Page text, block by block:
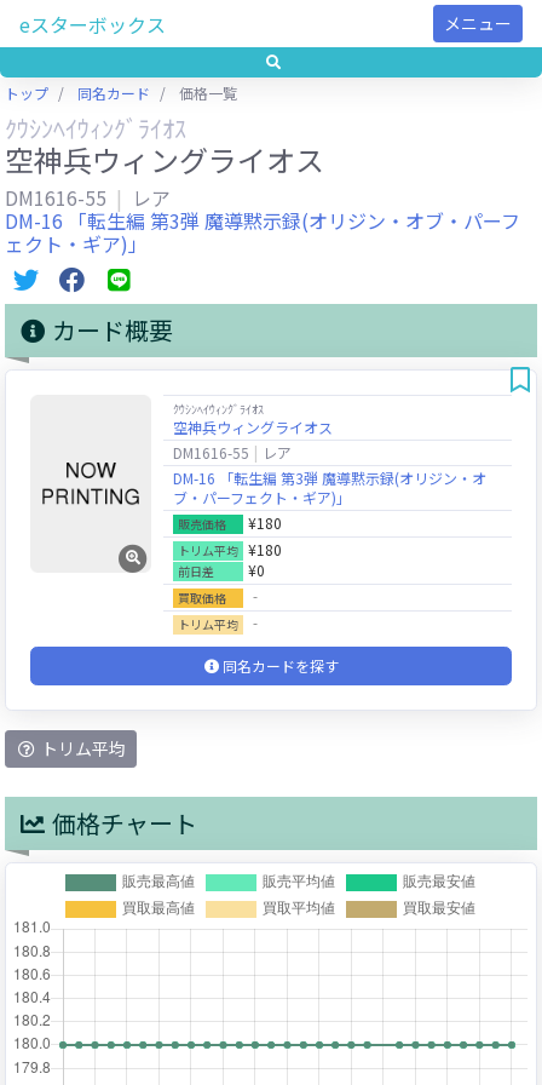
eスターボックス メニュー
トップ 同名カード 価格一覧
ｸｳｼﾝﾍｲｳｨﾝｸﾞﾗｲｵｽ
空神兵ウィングライオス
DM1616-55 レア
DM-16 「転生編 第3弾 魔導黙示録(オリジン・オブ・パーフ
ェクト・ギア)」
カード概要
ｸｳｼﾝﾍｲｳｨﾝｸﾞﾗｲｵｽ
空神兵ウィングライオス
DM1616-55
レア
DM-16 「転生編 第3弾 魔導黙示録(オリジン・オ
ブ・パーフェクト・ギア)」
販売価格 ¥180
トリム平均 ¥180
前日差 ¥0
買取価格 ‐
トリム平均 ‐
同名カードを探す
トリム平均
価格チャート